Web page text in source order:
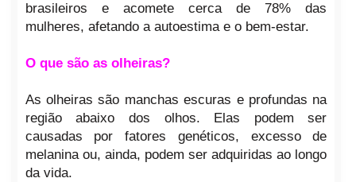
brasileiros e acomete cerca de 78% das
mulheres, afetando a autoestima e o bem-estar.
O que são as olheiras?
As olheiras são manchas escuras e profundas na
região abaixo dos olhos. Elas podem ser
causadas por fatores genéticos, excesso de
melanina ou, ainda, podem ser adquiridas ao longo
da vida.